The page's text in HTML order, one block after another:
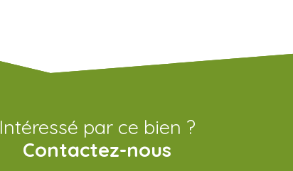
Intéressé par ce bien ?
Contactez-nous